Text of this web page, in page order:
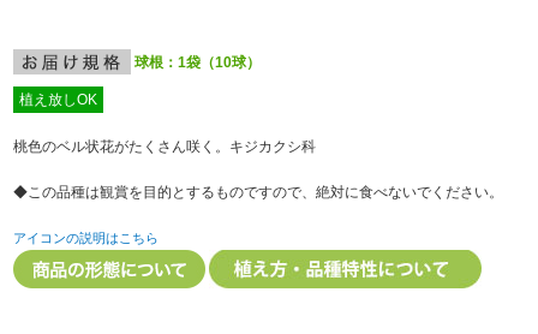
球根：1袋（10球）
植え放しOK
桃色のベル状花がたくさん咲く。キジカクシ科
◆この品種は観賞を目的とするものですので、絶対に食べないでください。
アイコンの説明はこちら